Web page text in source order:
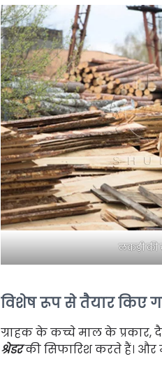
लकड़ी की
विशेष रूप से तैयार किए
ग्राहक के कच्चे माल के
श्रेडरकी सिफारिश करते हैं। और